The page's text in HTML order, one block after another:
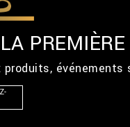
événements